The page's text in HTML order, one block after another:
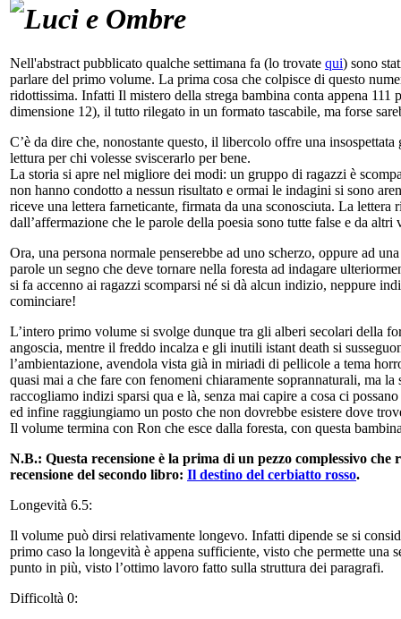
Luci e Ombre
Nell'abstract pubblicato qualche settimana fa (lo trovate qui) sono
parlare del primo volume. La prima cosa che colpisce di questo
ridottissima. Infatti Il mistero della strega bambina conta appena
dimensione 12), il tutto rilegato in un formato tascabile, ma forse
C’è da dire che, nonostante questo, il libercolo offre una
lettura per chi volesse sviscerarlo per bene.
La storia si apre nel migliore dei modi: un gruppo di ragazzi è
non hanno condotto a nessun risultato e ormai le indagini si sono
riceve una lettera farneticante, firmata da una sconosciuta. La
dall’affermazione che le parole della poesia sono tutte false e da
Ora, una persona normale penserebbe ad uno scherzo, oppure ad
parole un segno che deve tornare nella foresta ad indagare
si fa accenno ai ragazzi scomparsi né si dà alcun indizio, neppure
cominciare!
L’intero primo volume si svolge dunque tra gli alberi secolari della
angoscia, mentre il freddo incalza e gli inutili istant death si
l’ambientazione, avendola vista già in miriadi di pellicole a tema
quasi mai a che fare con fenomeni chiaramente soprannaturali, ma
raccogliamo indizi sparsi qua e là, senza mai capire a cosa ci
ed infine raggiungiamo un posto che non dovrebbe esistere dove
Il volume termina con Ron che esce dalla foresta, con questa
N.B.: Questa recensione è la prima di un pezzo complessivo
recensione del secondo libro: Il destino del cerbiatto rosso.
Longevità 6.5:
Il volume può dirsi relativamente longevo. Infatti dipende se si
primo caso la longevità è appena sufficiente, visto che permette una
punto in più, visto l’ottimo lavoro fatto sulla struttura dei paragrafi.
Difficoltà 0: